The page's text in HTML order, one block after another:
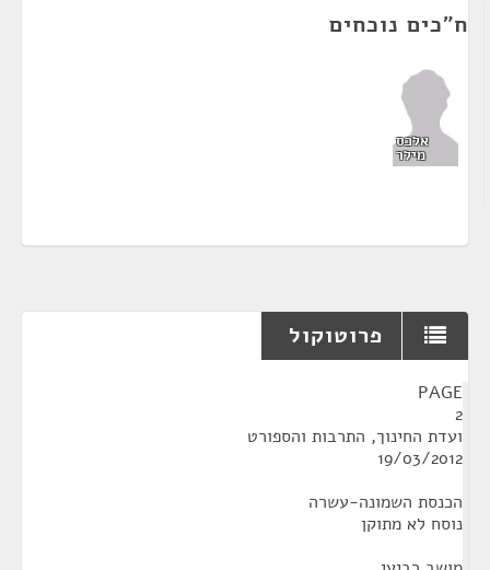
ח"כים נוכחים
אלכס
מילר
פרוטוקול
PAGE
2
ועדת החינוך, התרבות והספורט
19/03/2012
הכנסת השמונה-עשרה
נוסח לא מתוקן